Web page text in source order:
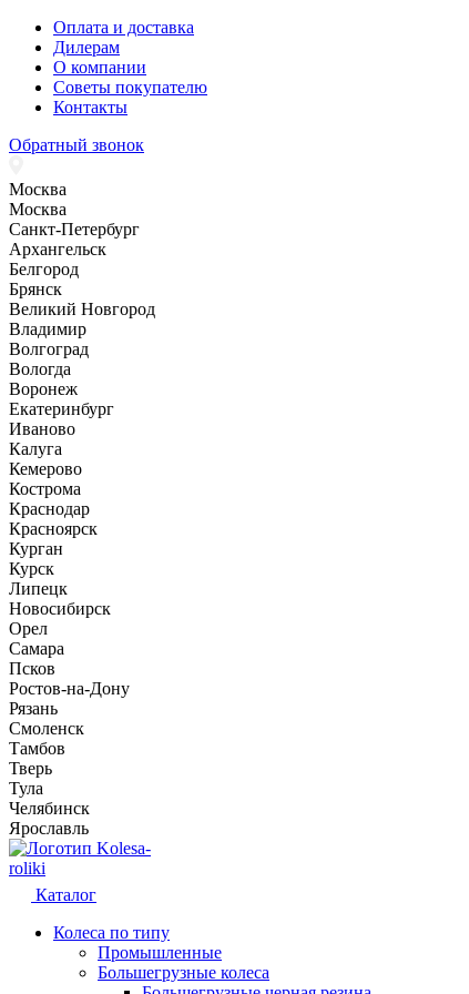
Оплата и доставка
Дилерам
О компании
Советы покупателю
Контакты
Обратный звонок
Москва
Москва
Санкт-Петербург
Архангельск
Белгород
Брянск
Великий Новгород
Владимир
Волгоград
Вологда
Воронеж
Екатеринбург
Иваново
Калуга
Кемерово
Кострома
Краснодар
Красноярск
Курган
Курск
Липецк
Новосибирск
Орел
Самара
Псков
Ростов-на-Дону
Рязань
Смоленск
Тамбов
Тверь
Тула
Челябинск
Ярославль
Kolesa-
roliki
Каталог
Колеса по типу
Промышленные
Большегрузные колеса